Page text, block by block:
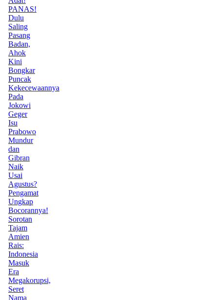
PANAS!
Dulu
Saling
Pasang
Badan,
Ahok
Kini
Bongkar
Puncak
Kekecewaannya
Pada
Jokowi
Geger
Isu
Prabowo
Mundur
dan
Gibran
Naik
Usai
Agustus?
Pengamat
Ungkap
Bocorannya!
Sorotan
Tajam
Amien
Rais:
Indonesia
Masuk
Era
Megakorupsi,
Seret
Nama